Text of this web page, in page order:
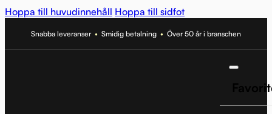
Hoppa till huvudinnehåll Hoppa till sidfot
Snabba leveranser • Smidig betalning • Över 50 år i branschen